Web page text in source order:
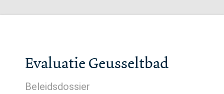
Evaluatie Geusseltbad
Beleidsdossier